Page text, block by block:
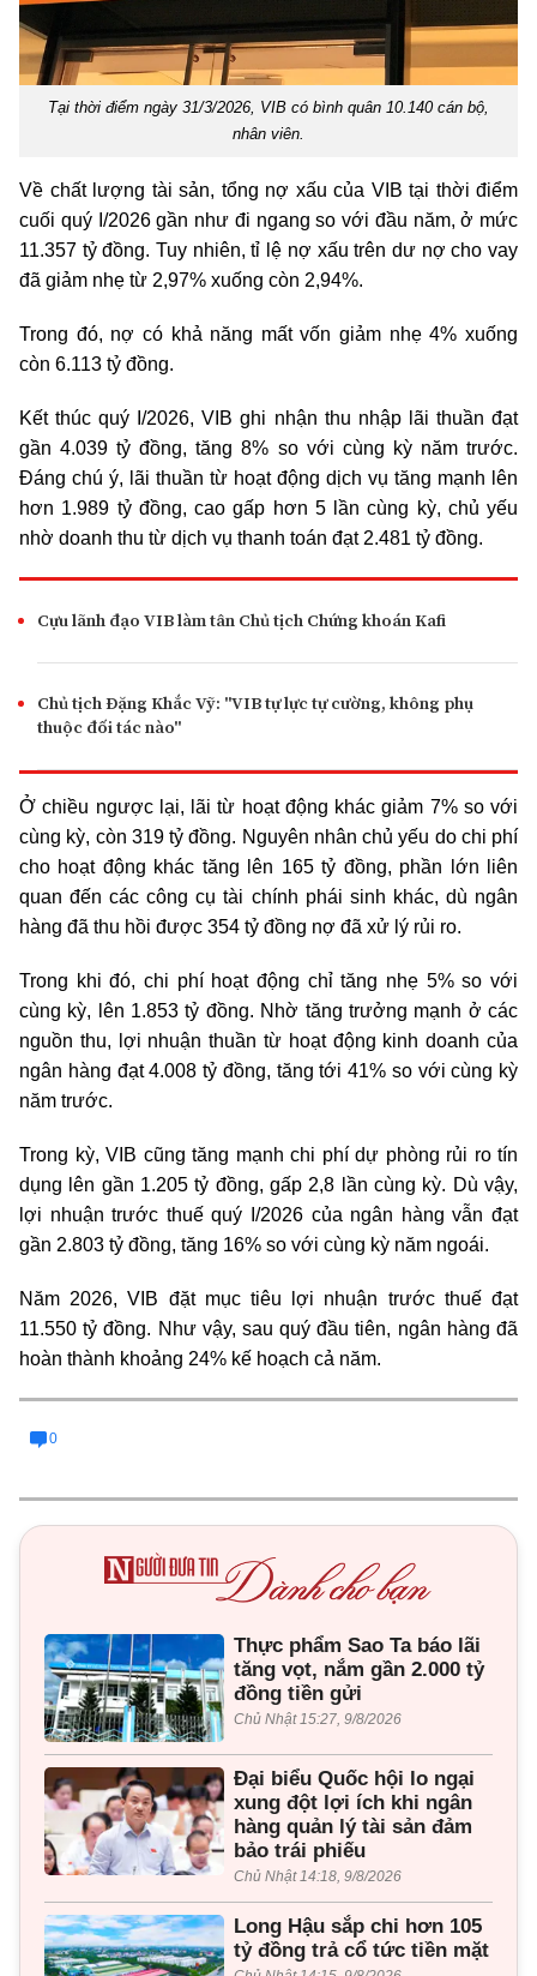
Tại thời điểm ngày 31/3/2026, VIB có bình quân 10.140 cán bộ,
nhân viên.
Về chất lượng tài sản, tổng nợ xấu của VIB tại thời điểm
cuối quý I/2026 gần như đi ngang so với đầu năm, ở mức
11.357 tỷ đồng. Tuy nhiên, tỉ lệ nợ xấu trên dư nợ cho vay
đã giảm nhẹ từ 2,97% xuống còn 2,94%.
Trong đó, nợ có khả năng mất vốn giảm nhẹ 4% xuống
còn 6.113 tỷ đồng.
Kết thúc quý I/2026, VIB ghi nhận thu nhập lãi thuần đạt
gần 4.039 tỷ đồng, tăng 8% so với cùng kỳ năm trước.
Đáng chú ý, lãi thuần từ hoạt động dịch vụ tăng mạnh lên
hơn 1.989 tỷ đồng, cao gấp hơn 5 lần cùng kỳ, chủ yếu
nhờ doanh thu từ dịch vụ thanh toán đạt 2.481 tỷ đồng.
Cựu lãnh đạo VIB làm tân Chủ tịch Chứng khoán Kafi
Chủ tịch Đặng Khắc Vỹ: "VIB tự lực tự cường, không phụ
thuộc đối tác nào"
Ở chiều ngược lại, lãi từ hoạt động khác giảm 7% so với
cùng kỳ, còn 319 tỷ đồng. Nguyên nhân chủ yếu do chi phí
cho hoạt động khác tăng lên 165 tỷ đồng, phần lớn liên
quan đến các công cụ tài chính phái sinh khác, dù ngân
hàng đã thu hồi được 354 tỷ đồng nợ đã xử lý rủi ro.
Trong khi đó, chi phí hoạt động chỉ tăng nhẹ 5% so với
cùng kỳ, lên 1.853 tỷ đồng. Nhờ tăng trưởng mạnh ở các
nguồn thu, lợi nhuận thuần từ hoạt động kinh doanh của
ngân hàng đạt 4.008 tỷ đồng, tăng tới 41% so với cùng kỳ
năm trước.
Trong kỳ, VIB cũng tăng mạnh chi phí dự phòng rủi ro tín
dụng lên gần 1.205 tỷ đồng, gấp 2,8 lần cùng kỳ. Dù vậy,
lợi nhuận trước thuế quý I/2026 của ngân hàng vẫn đạt
gần 2.803 tỷ đồng, tăng 16% so với cùng kỳ năm ngoái.
Năm 2026, VIB đặt mục tiêu lợi nhuận trước thuế đạt
11.550 tỷ đồng. Như vậy, sau quý đầu tiên, ngân hàng đã
hoàn thành khoảng 24% kế hoạch cả năm.
0
Thực phẩm Sao Ta báo lãi
tăng vọt, nắm gần 2.000 tỷ
đồng tiền gửi
Chủ Nhật 15:27, 9/8/2026
Đại biểu Quốc hội lo ngại
xung đột lợi ích khi ngân
hàng quản lý tài sản đảm
bảo trái phiếu
Chủ Nhật 14:18, 9/8/2026
Long Hậu sắp chi hơn 105
tỷ đồng trả cổ tức tiền mặt